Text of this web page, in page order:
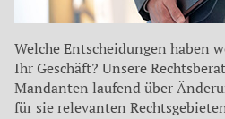
Welche Entscheidungen haben
Ihr Geschäft? Unsere
Mandanten laufend über
für sie relevanten